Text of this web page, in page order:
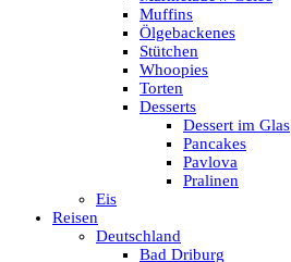
Muffins
Ölgebackenes
Stütchen
Whoopies
Torten
Desserts
Dessert im Glas
Pancakes
Pavlova
Pralinen
Eis
Reisen
Deutschland
Bad Driburg